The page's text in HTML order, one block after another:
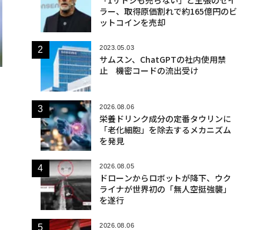
ラー、取得原価割れで約165億円のビ
ットコインを売却
2023.05.03
サムスン、ChatGPTの社内使用禁
止 機密コードの流出受け
2026.08.06
栄養ドリンク成分の定番タウリンに
「老化細胞」を除去するメカニズム
を発見
2026.08.05
ドローンからロボットが降下、ウク
ライナが世界初の「無人空挺強襲」
を遂行
2026.08.06